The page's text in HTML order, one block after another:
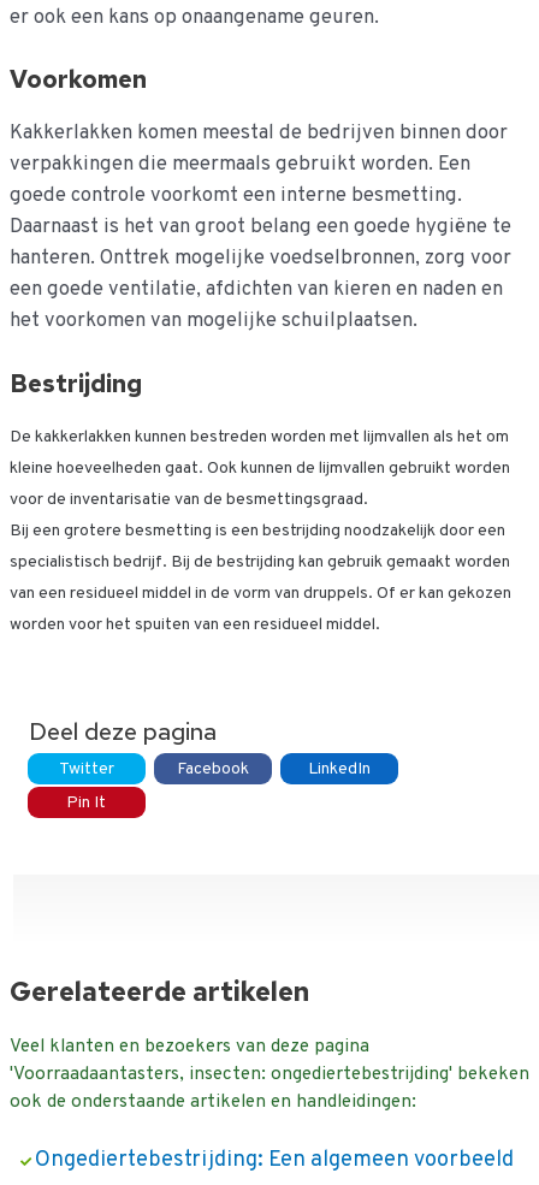
er ook een kans op onaangename geuren.
Voorkomen
Kakkerlakken komen meestal de bedrijven binnen door
verpakkingen die meermaals gebruikt worden. Een
goede controle voorkomt een interne besmetting.
Daarnaast is het van groot belang een goede hygiëne te
hanteren. Onttrek mogelijke voedselbronnen, zorg voor
een goede ventilatie, afdichten van kieren en naden en
het voorkomen van mogelijke schuilplaatsen.
Bestrijding
De kakkerlakken kunnen bestreden worden met lijmvallen als het om
kleine hoeveelheden gaat. Ook kunnen de lijmvallen gebruikt worden
voor de inventarisatie van de besmettingsgraad.
Bij een grotere besmetting is een bestrijding noodzakelijk door een
specialistisch bedrijf. Bij de bestrijding kan gebruik gemaakt worden
van een residueel middel in de vorm van druppels. Of er kan gekozen
worden voor het spuiten van een residueel middel.
Deel deze pagina
Twitter Facebook
LinkedIn
Pin It
Gerelateerde artikelen
Veel klanten en bezoekers van deze pagina
'Voorraadaantasters, insecten: ongediertebestrijding' bekeken
ook de onderstaande artikelen en handleidingen:
Ongediertebestrijding: Een algemeen voorbeeld